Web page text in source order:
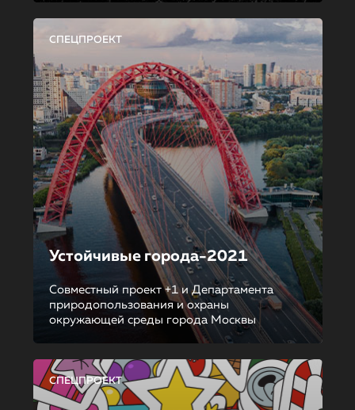
СПЕЦПРОЕКТ
Устойчивые города-2021
Совместный проект +1 и Департамента
природопользования и охраны
окружающей среды города Москвы
СПЕЦПРОЕКТ